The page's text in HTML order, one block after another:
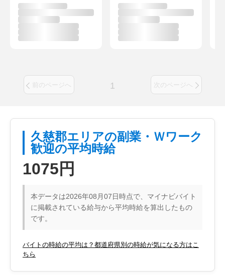
前のページへ 1 次のページへ
久慈郡エリアの副業・Ｗワーク
歓迎の平均時給
1075円
本データは2026年08月07日時点で、マイナビバイト
に掲載されている給与から平均時給を算出したもの
です。
バイトの時給の平均は？都道府県別の時給が気になる方はこ
ちら